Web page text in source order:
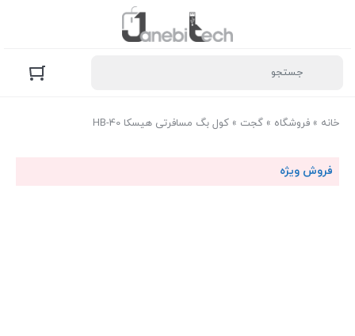
خانه » فروشگاه » گجت » کول بگ مسافرتی هیسکا HB-40
فروش ویژه